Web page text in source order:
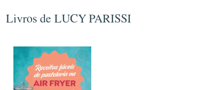
Livros de LUCY PARISSI